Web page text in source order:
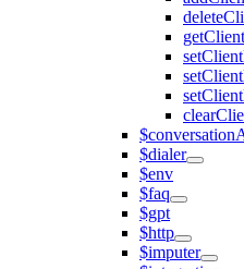
$dialer
$env
$faq
$gpt
$http
$imputer